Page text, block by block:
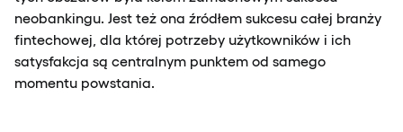
neobankingu. Jest też ona źródłem sukcesu całej branży
fintechowej, dla której potrzeby użytkowników i ich
satysfakcja są centralnym punktem od samego
momentu powstania.